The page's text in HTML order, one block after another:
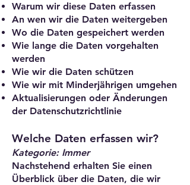
Warum wir diese Daten erfassen
An wen wir die Daten weitergeben
Wo die Daten gespeichert werden
Wie lange die Daten vorgehalten
werden
Wie wir die Daten schützen
Wie wir mit Minderjährigen umgehen
Aktualisierungen oder Änderungen
der Datenschutzrichtlinie
Welche Daten erfassen wir?
Kategorie: Immer
Nachstehend erhalten Sie einen
Überblick über die Daten, die wir